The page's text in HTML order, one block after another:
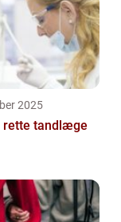
2025
rette tandlæge